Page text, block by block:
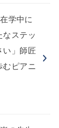
学中に
なステッ
い」師匠
むピアニ